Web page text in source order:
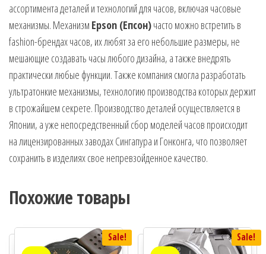
ассортимента деталей и технологий для часов, включая часовые
механизмы. Механизм Epson (Епсон)часто можно встретить в
fashion-брендах часов, их любят за его небольшие размеры, не
мешающие создавать часы любого дизайна, а также внедрять
практически любые функции. Также компания смогла разработать
ультратонкие механизмы, технологию производства которых держит
в строжайшем секрете. Производство деталей осуществляется в
Японии, а уже непосредственный сбор моделей часов происходит
на лицензированных заводах Сингапура и Гонконга, что позволяет
сохранить в изделиях свое непревзойденное качество.
Похожие товары
Sale! Sale!